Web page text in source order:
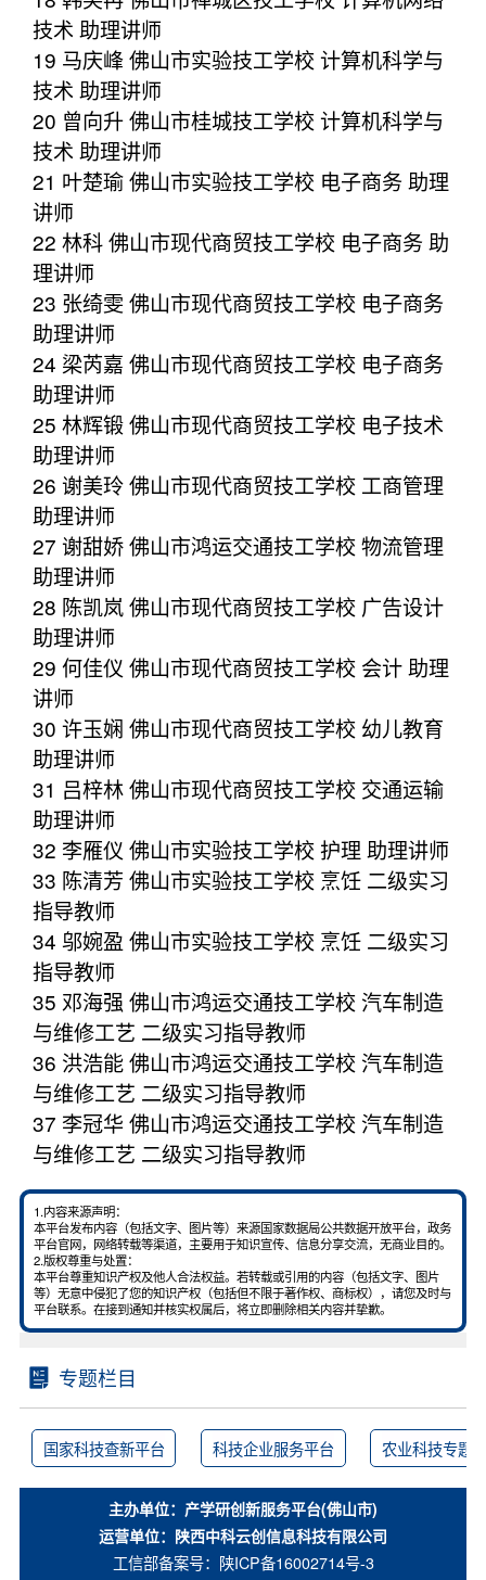
技术 助理讲师
19 马庆峰 佛山市实验技工学校 计算机科学与
技术 助理讲师
20 曾向升 佛山市桂城技工学校 计算机科学与
技术 助理讲师
21 叶楚瑜 佛山市实验技工学校 电子商务 助理
讲师
22 林科 佛山市现代商贸技工学校 电子商务 助
理讲师
23 张绮雯 佛山市现代商贸技工学校 电子商务
助理讲师
24 梁芮嘉 佛山市现代商贸技工学校 电子商务
助理讲师
25 林辉锻 佛山市现代商贸技工学校 电子技术
助理讲师
26 谢美玲 佛山市现代商贸技工学校 工商管理
助理讲师
27 谢甜娇 佛山市鸿运交通技工学校 物流管理
助理讲师
28 陈凯岚 佛山市现代商贸技工学校 广告设计
助理讲师
29 何佳仪 佛山市现代商贸技工学校 会计 助理
讲师
30 许玉娴 佛山市现代商贸技工学校 幼儿教育
助理讲师
31 吕梓林 佛山市现代商贸技工学校 交通运输
助理讲师
32 李雁仪 佛山市实验技工学校 护理 助理讲师
33 陈清芳 佛山市实验技工学校 烹饪 二级实习
指导教师
34 邬婉盈 佛山市实验技工学校 烹饪 二级实习
指导教师
35 邓海强 佛山市鸿运交通技工学校 汽车制造
与维修工艺 二级实习指导教师
36 洪浩能 佛山市鸿运交通技工学校 汽车制造
与维修工艺 二级实习指导教师
37 李冠华 佛山市鸿运交通技工学校 汽车制造
与维修工艺 二级实习指导教师
1.内容来源声明：
本平台发布内容（包括文字、图片等）来源国家数据局公共数据开放平台，政务
平台官网，网络转载等渠道，主要用于知识宣传、信息分享交流，无商业目的。
2.版权尊重与处置：
本平台尊重知识产权及他人合法权益。若转载或引用的内容（包括文字、图片
等）无意中侵犯了您的知识产权（包括但不限于著作权、商标权），请您及时与
平台联系。在接到通知并核实权属后，将立即删除相关内容并挚歉。
专题栏目
国家科技查新平台 科技企业服务平台 农业科技专题
主办单位：产学研创新服务平台(佛山市)
运营单位：陕西中科云创信息科技有限公司
工信部备案号： 陕ICP备16002714号-3